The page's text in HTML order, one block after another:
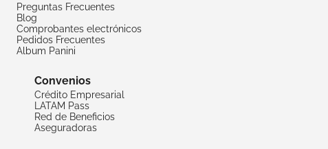
Preguntas Frecuentes
Blog
Comprobantes electrónicos
Pedidos Frecuentes
Album Panini
Convenios
Crédito Empresarial
LATAM Pass
Red de Beneficios
Aseguradoras